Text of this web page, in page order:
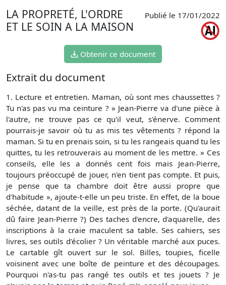
LA PROPRETÉ, L'ORDRE
ET LE SOIN A LA MAISON
Publié le 17/01/2022
Obtenir ce document
Extrait du document
1. Lecture et entretien. Maman, où sont mes chaussettes ?
Tu n'as pas vu ma ceinture ? » Jean-Pierre va d'une pièce à
l'autre, ne trouve pas ce qu'il veut, s'énerve. Comment
pourrais-je savoir où tu as mis tes vêtements ? répond la
maman. Si tu en prenais soin, si tu les rangeais quand tu les
quittes, tu les retrouverais au moment de les mettre. » Ces
conseils, elle les a donnés cent fois mais Jean-Pierre,
toujours préoccupé de jouer, n'en tient pas compte. Et puis,
je pense que ta chambre doit être aussi propre que
d'habitude », ajoute-t-elle un peu triste. En effet, de la boue
séchée, datant de la veille, est près de la porte. (Qu'aurait
dû faire Jean-Pierre ?) Des taches d'encre, d'aquarelle, des
inscriptions à la craie maculent sa table. Ses cahiers, ses
livres, ses outils d'écolier ? Un véritable marché aux puces.
Le cartable gît ouvert sur le sol. Billes, toupies, ficelle
voisinent avec une boîte de peinture et des découpages.
Pourquoi n'as-tu pas rangé tes outils et tes jouets ? Je